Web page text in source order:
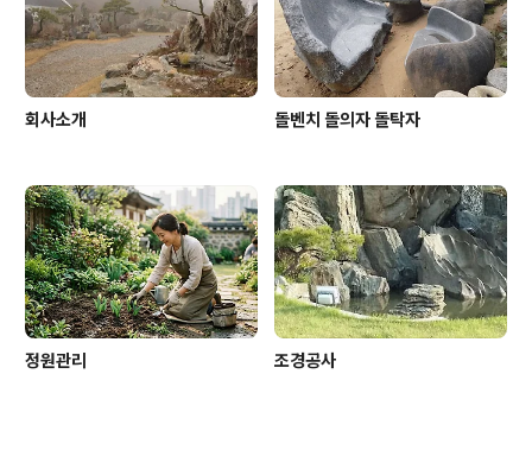
회사소개 돌벤치 돌의자 돌탁자
정원관리 조경공사